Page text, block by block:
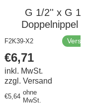
G 1/2'' x G 1/
Doppelnippel
Messing 16
Stück]
F2K39-X2
Regulärer
Preis
€6,71
inkl. MwSt.
zzgl. Versand
Regulärer
€5,64
ohne
MwSt.